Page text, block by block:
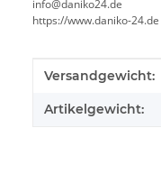
info@daniko24.de
https://www.daniko-24.de
Produkteigenschaft
Wert
Versandgewicht:
Artikelgewicht: